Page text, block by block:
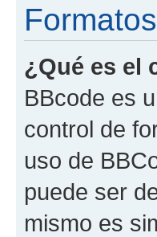
¿Qué es el
BBcode es
control de
uso de
puede ser
mismo es